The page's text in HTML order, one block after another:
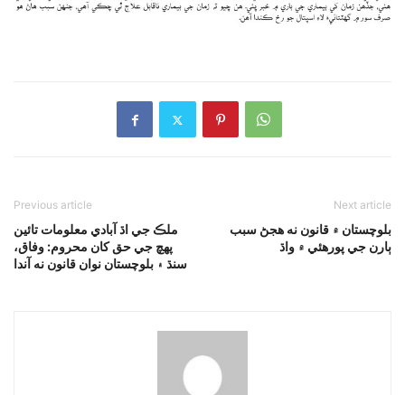
Previous article
ملڪ جي اڌ آبادي معلومات تائين
پهچ جي حق کان محروم: وفاق،
سنڌ ۽ بلوچستان نوان قانون نه آندا
Next article
بلوچستان ۾ قانون نه هجڻ سبب
ٻارن جي پورهئي ۾ واڌ